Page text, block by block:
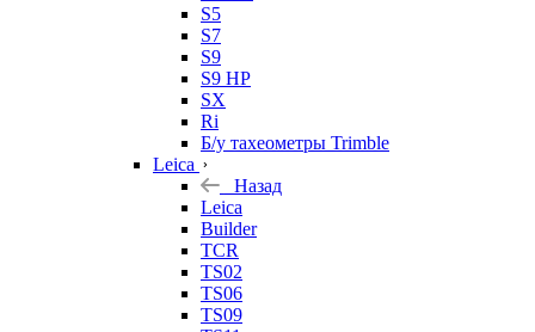
S5
S7
S9
S9 HP
SX
Ri
Б/у тахеометры Trimble
Leica
Назад
Leica
Builder
TCR
TS02
TS06
TS09